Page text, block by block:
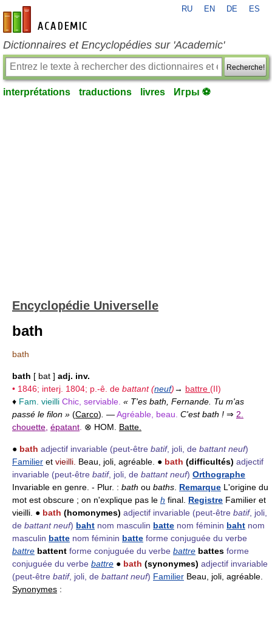
fr-academic.com
RU EN DE ES
Dictionnaires et Encyclopédies sur 'Academic'
Recherche!
interprétations traductions livres Игры ⚽
Encyclopédie Universelle
bath
bath
bath [ bat ] adj. inv.
• 1846; interj. 1804; p.-ê. de battant (neuf)→ battre (II)
♦ Fam. vieilli Chic, serviable. « T'es bath, Fernande. Tu m'as
passé le filon » (Carco) —Agréable, beau. C'est bath ! ⇒ 2.
chouette épatant ⊗ HOM. Batte.
● bath adjectif invariable (peut-être batif, joli, de battant neuf)
Familier et vieilli. Beau, joli, agréable. ● bath (difficultés) adjectif
invariable (peut-être batif, joli, de battant neuf) Orthographe
Invariable en genre. - Plur. : bath ou baths Remarque L'origine du
mot est obscure ; on n'explique pas le h final. Registre Familier et
vieilli. ● bath (homonymes) adjectif invariable (peut-être batif, joli,
de battant neuf) baht nom masculin batte nom féminin baht nom
masculin batte nom féminin batte forme conjuguée du verbe
battre battent forme conjuguée du verbe battre battes forme
conjuguée du verbe battre ● bath (synonymes) adjectif invariable
(peut-être batif, joli, de battant neuf) Familier Beau, joli, agréable.
Synonymes :